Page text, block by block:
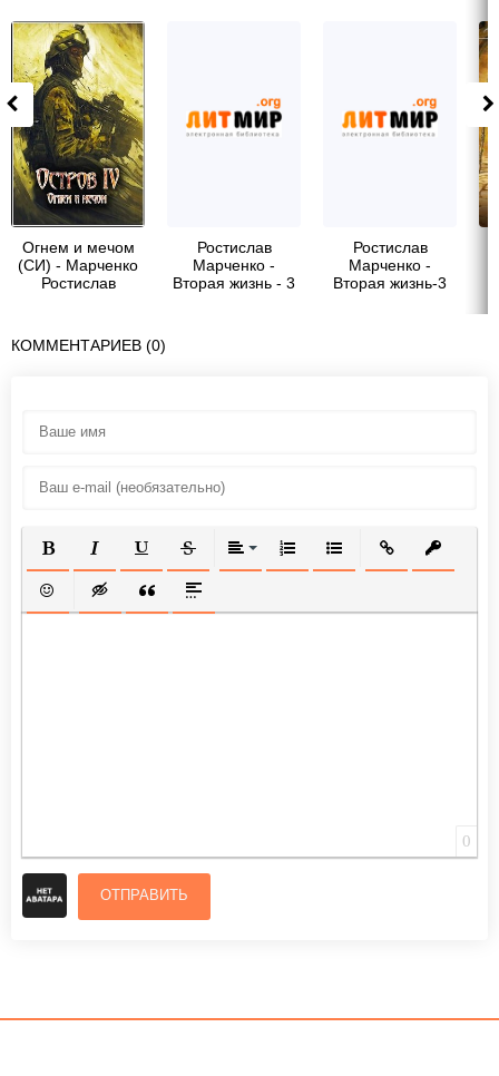
Огнем и мечом
(СИ) - Марченко
Ростислав
Ростислав
Марченко -
Вторая жизнь - 3
Ростислав
Марченко -
Вторая жизнь-3
КОММЕНТАРИЕВ (0)
ПОЛУЖИРНЫЙ
КУРСИВПОДЧЕРКНУТЫЙ
ЗАЧЕРКНУТЫЙВЫРАВНИВАНИЕ
НУМЕРОВАННЫЙ СПИСОК
МАРКИРОВАННЫЙ
ВСТАВИТЬ
ВСТАВИТЬ СМАЙЛИК
ВСТАВКА СКРЫТОГО ТЕКСТА
ВСТАВКА ЦИТАТЫ
ВСТАВКА СПОЙЛЕРА
0
ОТПРАВИТЬ